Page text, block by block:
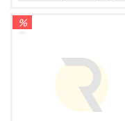
%